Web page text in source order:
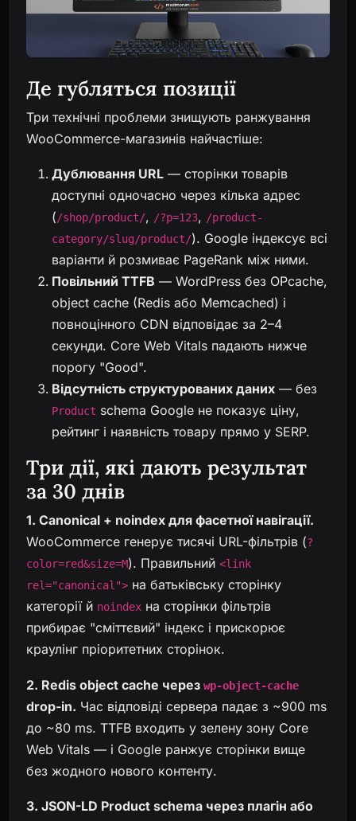
Де губляться позиції
Три технічні проблеми знищують ранжування
WooCommerce-магазинів найчастіше:
Дублювання URL — сторінки товарів
доступні одночасно через кілька адрес
(/shop/product/, /?p=123, /product-
category/slug/product/). Google індексує всі
варіанти й розмиває PageRank між ними.
Повільний TTFB — WordPress без OPcache,
object cache (Redis або Memcached) і
повноцінного CDN відповідає за 2–4
секунди. Core Web Vitals падають нижче
порогу "Good".
Відсутність структурованих даних — без
Product schema Google не показує ціну,
рейтинг і наявність товару прямо у SERP.
Три дії, які дають результат
за 30 днів
1. Canonical + noindex для фасетної навігації.
WooCommerce генерує тисячі URL-фільтрів (?
color=red&size=M). Правильний <link
rel="canonical"> на батьківську сторінку
категорії й noindex на сторінки фільтрів
прибирає "сміттєвий" індекс і прискорює
краулінг пріоритетних сторінок.
2. Redis object cache через wp-object-cache
drop-in. Час відповіді сервера падає з ~900 ms
до ~80 ms. TTFB входить у зелену зону Core
Web Vitals — і Google ранжує сторінки вище
без жодного нового контенту.
3. JSON-LD Product schema через плагін або